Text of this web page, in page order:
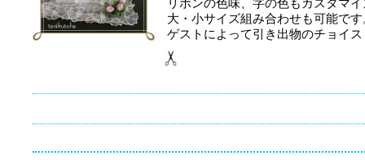
リボンの色味、字の色もカスタマ
大・小サイズ組み合わせも可能です
ゲストによって引き出物のチョイ